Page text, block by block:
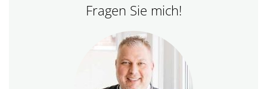
Fragen Sie mich!